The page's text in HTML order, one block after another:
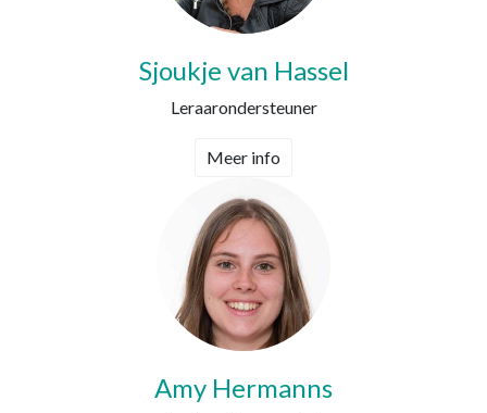
Sjoukje van Hassel
Leraarondersteuner
Meer info
Amy Hermanns